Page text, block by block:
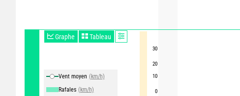
Graphe Tableau
Vent moyen (km/h)
Rafales (km/h)
30
20
10
0